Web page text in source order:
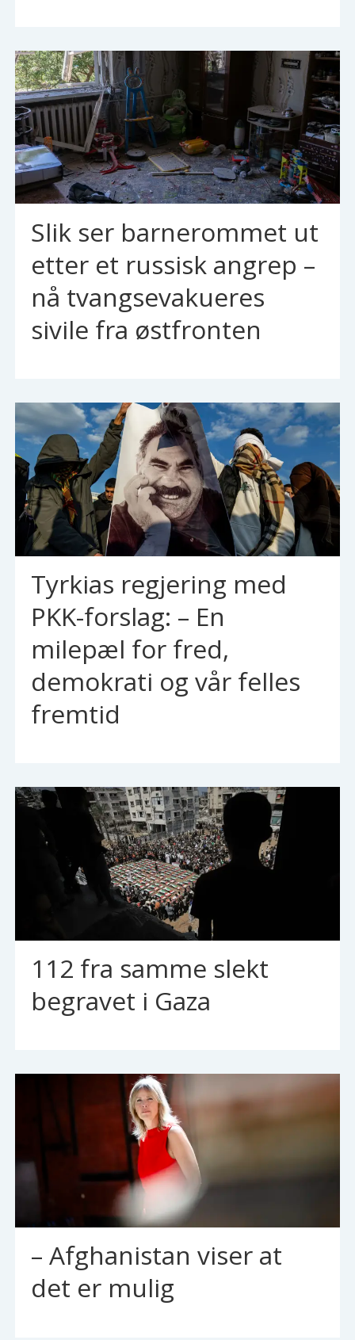
Slik ser barnerommet ut
etter et russisk angrep –
nå tvangsevakueres
sivile fra østfronten
Tyrkias regjering med
PKK-forslag: – En
milepæl for fred,
demokrati og vår felles
fremtid
112 fra samme slekt
begravet i Gaza
– Afghanistan viser at
det er mulig